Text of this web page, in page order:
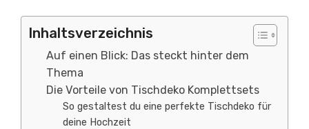
Inhaltsverzeichnis
Auf einen Blick: Das steckt hinter dem
Thema
Die Vorteile von Tischdeko Komplettsets
So gestaltest du eine perfekte Tischdeko für
deine Hochzeit